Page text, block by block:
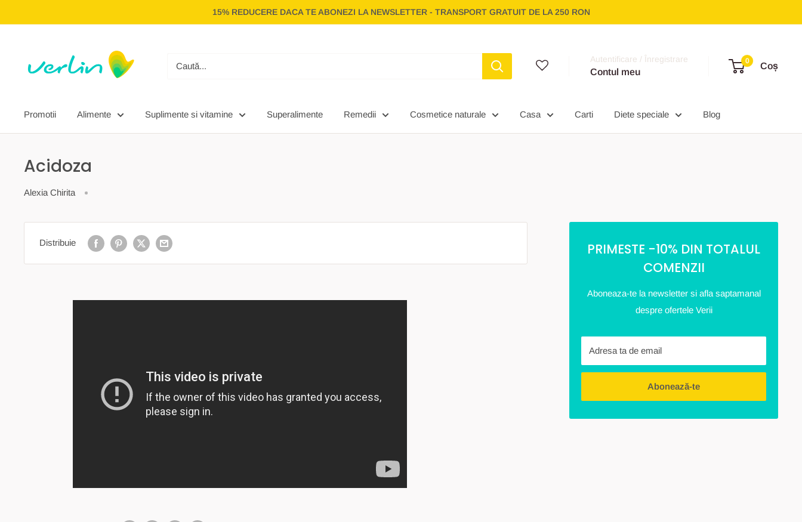
la
15% REDUCERE DACA TE ABONEZI LA NEWSLETTER - TRANSPORT GRATUIT DE LA 250 RON
Autentificare / Înregistrare
Contul meu
0
Coș
Promotii Alimente Suplimente si vitamine Superalimente Remedii Cosmetice naturale Casa Carti Diete speciale Blog
Acidoza
Alexia Chirita
Distribuie
PRIMESTE -10% DIN TOTALUL
COMENZII
Aboneaza-te la newsletter si afla saptamanal
despre ofertele Verii
Adresa ta de email
Abonează-te